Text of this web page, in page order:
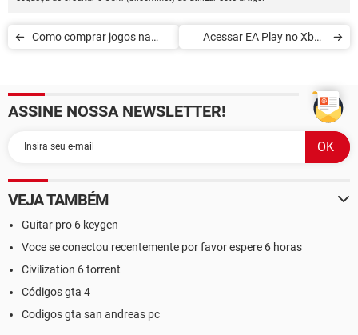
Como comprar jogos na
Acessar EA Play no Xbox
ASSINE NOSSA NEWSLETTER!
VEJA TAMBÉM
Guitar pro 6 keygen
Voce se conectou recentemente por favor espere 6 horas
Civilization 6 torrent
Códigos gta 4
Codigos gta san andreas pc